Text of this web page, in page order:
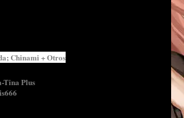
Chinami + Otros
Tina Plus